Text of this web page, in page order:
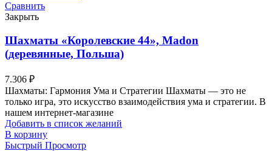
Сравнить
Закрыть
Шахматы «Королевские 44», Madon
(деревянные, Польша)
7.306 ₽
Шахматы: Гармония Ума и Стратегии Шахматы — это не
только игра, это искусство взаимодействия ума и стратегии. В
нашем интернет-магазине
Добавить в список желаний
В корзину
Быстрый Просмотр